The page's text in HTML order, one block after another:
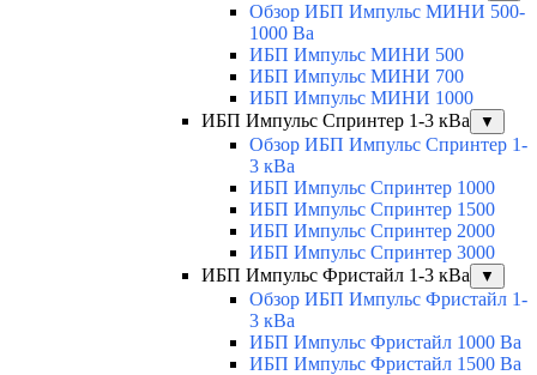
Обзор ИБП Импульс МИНИ 500-
1000 Ва
ИБП Импульс МИНИ 500
ИБП Импульс МИНИ 700
ИБП Импульс МИНИ 1000
ИБП Импульс Спринтер 1-3 кВа
▼
Обзор ИБП Импульс Спринтер 1-
3 кВа
ИБП Импульс Спринтер 1000
ИБП Импульс Спринтер 1500
ИБП Импульс Спринтер 2000
ИБП Импульс Спринтер 3000
ИБП Импульс Фристайл 1-3 кВа
▼
Обзор ИБП Импульс Фристайл 1-
3 кВа
ИБП Импульс Фристайл 1000 Ва
ИБП Импульс Фристайл 1500 Ва